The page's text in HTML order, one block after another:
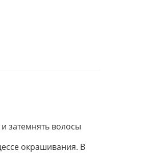
затемнять волосы
окрашивания. В